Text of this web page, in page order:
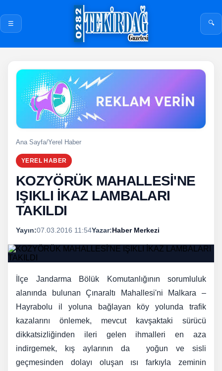
☰ 🔍
Ana Sayfa/Yerel Haber
YEREL HABER
KOZYÖRÜK MAHALLESİ'NE
IŞIKLI İKAZ LAMBALARI
TAKILDI
Yayın:07.03.2016 11:54Yazar:Haber Merkezi
İlçe Jandarma Bölük Komutanlığının sorumluluk
alanında bulunan Çınaraltı Mahallesi'ni Malkara –
Hayrabolu il yoluna bağlayan köy yolunda trafik
kazalarını önlemek, mevcut kavşaktaki sürücü
dikkatsizliğinden ileri gelen ihmalleri en aza
indirgemek, kış aylarının da yoğun ve sisli
geçmesinden dolayı oluşan ısı farkıyla zeminin